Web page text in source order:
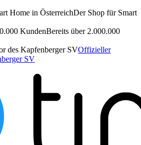
Der Shop für Smart
Bereits über 2.000.000
Offizieller
SV